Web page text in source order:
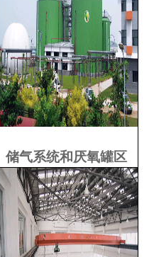
储气系统和厌氧罐区